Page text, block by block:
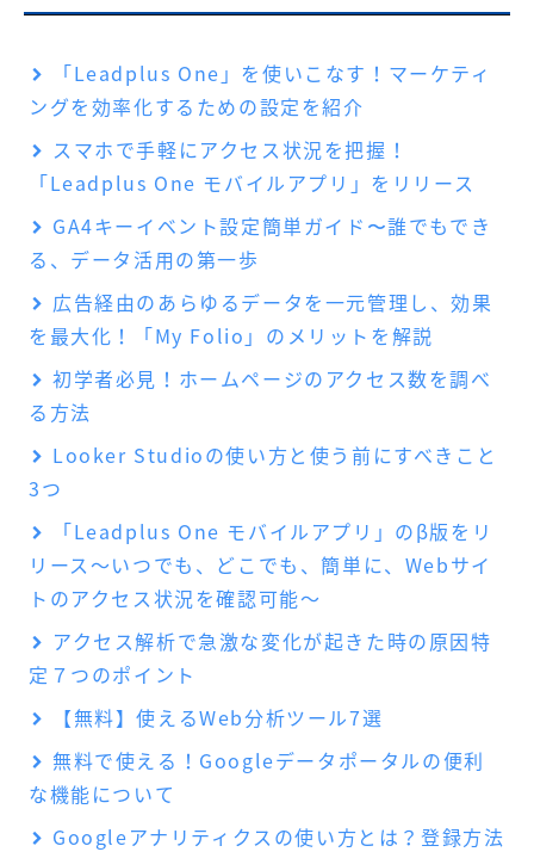
「Leadplus One」を使いこなす！マーケティ
ングを効率化するための設定を紹介
スマホで手軽にアクセス状況を把握！
「Leadplus One モバイルアプリ」をリリース
GA4キーイベント設定簡単ガイド〜誰でもでき
る、データ活用の第一歩
広告経由のあらゆるデータを一元管理し、効果
を最大化！「My Folio」のメリットを解説
初学者必見！ホームページのアクセス数を調べ
る方法
Looker Studioの使い方と使う前にすべきこと
3つ
「Leadplus One モバイルアプリ」のβ版をリ
リース～いつでも、どこでも、簡単に、Webサイ
トのアクセス状況を確認可能～
アクセス解析で急激な変化が起きた時の原因特
定７つのポイント
【無料】使えるWeb分析ツール7選
無料で使える！Googleデータポータルの便利
な機能について
Googleアナリティクスの使い方とは？登録方法